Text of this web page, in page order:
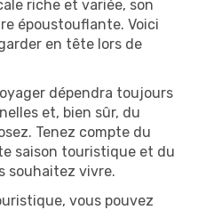
riche et variée, son
époustouflante. Voici
en tête lors de
dépendra toujours
et, bien sûr, du
Tenez compte du
saison touristique et du
souhaitez vivre.
vous pouvez